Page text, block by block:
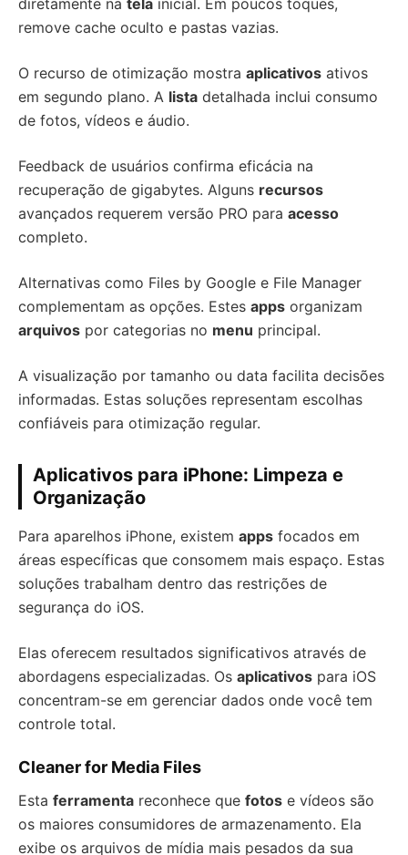
diretamente na tela inicial. Em poucos toques,
remove cache oculto e pastas vazias.
O recurso de otimização mostra aplicativos ativos
em segundo plano. A lista detalhada inclui consumo
de fotos, vídeos e áudio.
Feedback de usuários confirma eficácia na
recuperação de gigabytes. Alguns recursos
avançados requerem versão PRO para acesso
completo.
Alternativas como Files by Google e File Manager
complementam as opções. Estes apps organizam
arquivos por categorias no menu principal.
A visualização por tamanho ou data facilita decisões
informadas. Estas soluções representam escolhas
confiáveis para otimização regular.
Aplicativos para iPhone: Limpeza e
Organização
Para aparelhos iPhone, existem apps focados em
áreas específicas que consomem mais espaço. Estas
soluções trabalham dentro das restrições de
segurança do iOS.
Elas oferecem resultados significativos através de
abordagens especializadas. Os aplicativos para iOS
concentram-se em gerenciar dados onde você tem
controle total.
Cleaner for Media Files
Esta ferramenta reconhece que fotos e vídeos são
os maiores consumidores de armazenamento. Ela
exibe os arquivos de mídia mais pesados da sua